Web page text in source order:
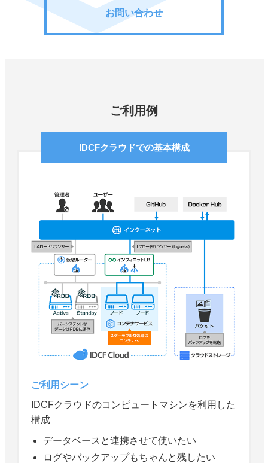
お問い合わせ
ご利用例
IDCFクラウドでの基本構成
ご利用シーン
IDCFクラウドのコンピュートマシンを利用した
構成
データベースと連携させて使いたい
ログやバックアップもちゃんと残したい